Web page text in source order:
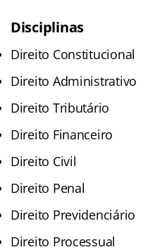
Disciplinas
Direito Constitucional
Direito Administrativo
Direito Tributário
Direito Financeiro
Direito Civil
Direito Penal
Direito Previdenciário
Direito Processual